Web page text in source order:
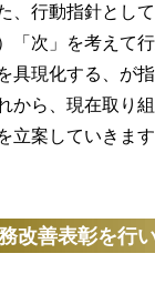
、行動指針として
）「次」を考えて
具現化する、が指
から、現在取り組
立案していきま
改善表彰を行い